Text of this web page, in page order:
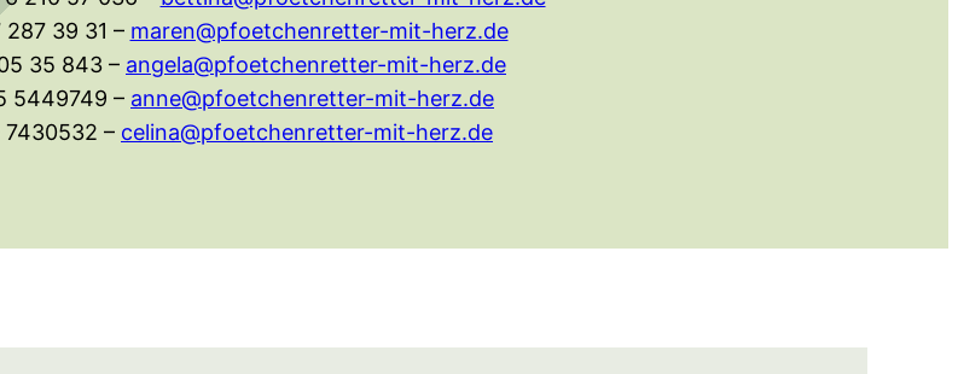
287 39 31 – maren@pfoetchenretter-mit-herz.de
35 843 – angela@pfoetchenretter-mit-herz.de
5449749 – anne@pfoetchenretter-mit-herz.de
7430532 – celina@pfoetchenretter-mit-herz.de